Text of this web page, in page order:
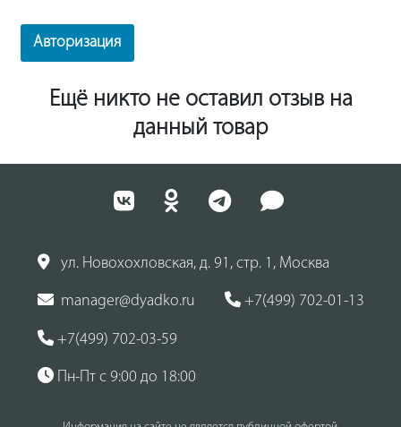
Авторизация
Ещё никто не оставил отзыв на
данный товар
ул. Новохохловская, д. 91, стр. 1, Москва
manager@dyadko.ru +7(499) 702-01-13
+7(499) 702-03-59
Пн-Пт с 9:00 до 18:00